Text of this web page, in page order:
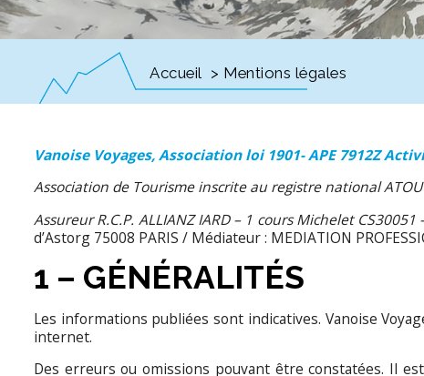
Accueil > Mentions légales
Vanoise Voyages, Association loi 1901- APE 7912Z
Association de Tourisme inscrite au registre national
Assureur R.C.P. ALLIANZ IARD – 1 cours Michelet
d’Astorg 75008 PARIS / Médiateur : MEDIATION
1 – GÉNÉRALITÉS
Les informations publiées sont indicatives. Vanoise
internet.
Des erreurs ou omissions pouvant être constatées. Il